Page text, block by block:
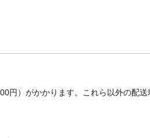
円）がかかります。これら以外の配